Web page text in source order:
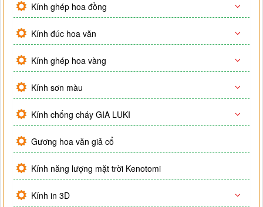
Kính ghép hoa đồng
Kính đúc hoa văn
Kính ghép hoa vàng
Kính sơn màu
Kính chống cháy GIA LUKI
Gương hoa văn giả cổ
Kính năng lượng mặt trời Kenotomi
Kính in 3D